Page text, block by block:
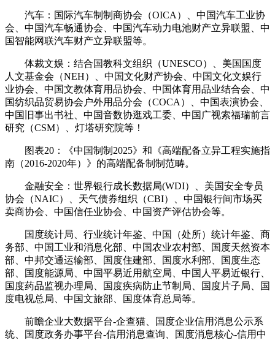
汽车：国际汽车制制商协会（OICA）、中国汽车工业协
会、中国汽车畅通协会、中国汽车动力电池财产立异联盟、中
国智能网联汽车财产立异联盟等。
体裁文娱：结合国教科文组织（UNESCO）、美国国度
人文基金会（NEH）、中国文化财产协会、中国文化文娱行
业协会、中国文教体育用品协会、中国体育用品业结合会、中
国纺织品贸易协会户外用品分会（COCA）、中国表演协会、
中国旧事出书社、中国音数协逛戏工委、中国广视索福瑞前言
研究（CSM）、灯塔研究院等！
图表20：《中国制制2025》和《高端配备立异工程实施指
南（2016-2020年）》的高端配备制制范畴。
金融安全：世界银行成长数据局(WDI）、美国安全专员
协会（NAIC）、天气债券组织（CBI）、中国银行间市场买
卖商协会、中国信任业协会、中国资产评估协会等。
国度统计局、行业统计年鉴、中国（处所）统计年鉴、商
务部、中国工业和消息化部、中国农业农村部、国度天然资本
部、中邦交通运输部、国度住建部、国度水利部、国度生态
部、国度能源局、中国平易近用航空局、中国人平易近银行、
国度药品监视办理局、国度疾病防止节制局、国度片子局、国
度电视总局、中国文旅部、国度体育总局等。
前瞻企业大数据平台-企查猫、国度企业信用消息公示系
统、国度政务办事平台-信用消息查询、国度消息核心-信用中